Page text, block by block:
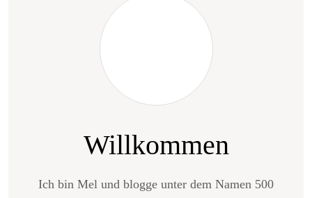
Willkommen
Ich bin Mel und blogge unter dem Namen 500